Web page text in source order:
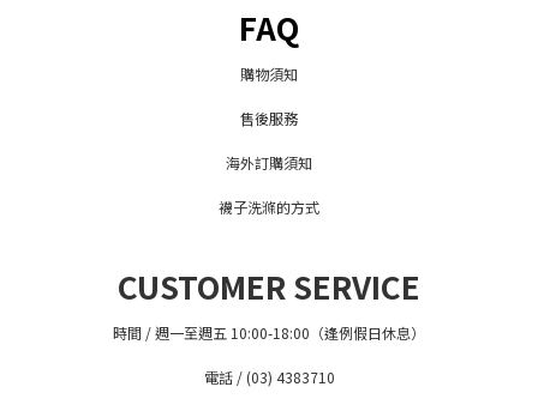
FAQ
購物須知
售後服務
海外訂購須知
襪子洗滌的方式
CUSTOMER SERVICE
時間 / 週一至週五 10:00-18:00（逢例假日休息）
電話 / (03) 4383710